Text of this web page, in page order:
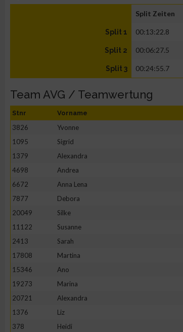
Split Zeiten
Split 1 00:13:22.8
Split 2 00:06:27.5
Split 3 00:24:55.7
Team AVG / Teamwertung
Stnr Vorname
3826 Yvonne
1095
Sigrid
1379
Alexandra
4698
Andrea
6672
Anna Lena
7877
Debora
20049
Silke
11122
Susanne
2413
Sarah
17808
Martina
15346
Ano
19273
Marina
20721
Alexandra
1376
Liz
378
Heidi